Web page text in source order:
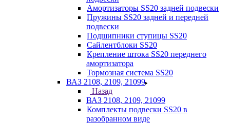
Амортизаторы SS20 задней подвески
Пружины SS20 задней и передней
подвески
Подшипники ступицы SS20
Сайлентблоки SS20
Крепление штока SS20 переднего
амортизатора
Тормозная система SS20
ВАЗ 2108, 2109, 21099
Назад
ВАЗ 2108, 2109, 21099
Комплекты подвески SS20 в
разобранном виде